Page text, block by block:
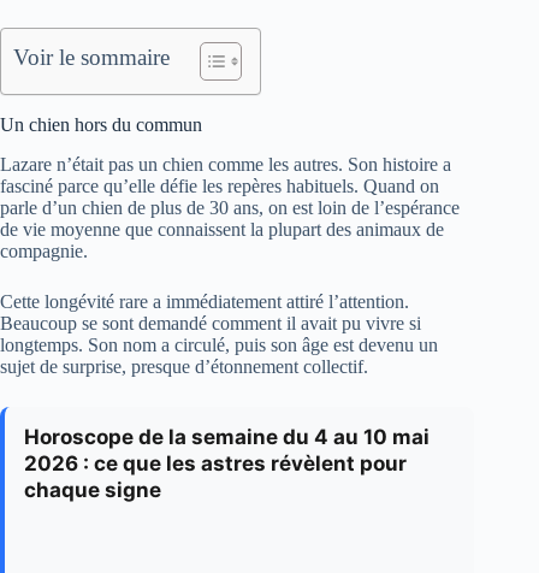
Voir le sommaire
Un chien hors du commun
Lazare n’était pas un chien comme les autres. Son histoire a
fasciné parce qu’elle défie les repères habituels. Quand on
parle d’un chien de plus de 30 ans, on est loin de l’espérance
de vie moyenne que connaissent la plupart des animaux de
compagnie.
Cette longévité rare a immédiatement attiré l’attention.
Beaucoup se sont demandé comment il avait pu vivre si
longtemps. Son nom a circulé, puis son âge est devenu un
sujet de surprise, presque d’étonnement collectif.
Horoscope de la semaine du 4 au 10 mai
2026 : ce que les astres révèlent pour
chaque signe